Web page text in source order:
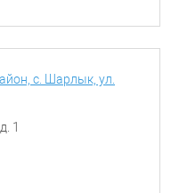
с. Шарлык, ул.
1